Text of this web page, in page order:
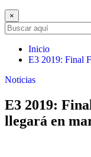
×
Inicio
E3 2019: Final
Noticias
E3 2019:
llegará en